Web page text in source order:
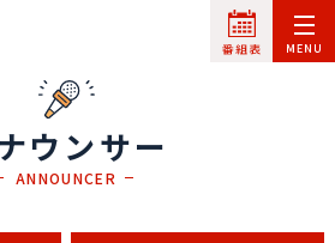
ウンサー
ANNOUNCER